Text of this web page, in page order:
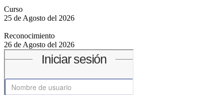
Curso
25 de Agosto del 2026
Reconocimiento
26 de Agosto del 2026